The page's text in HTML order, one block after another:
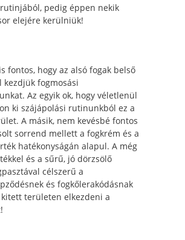
pedig éppen nekik
elejére kerülniük!
fontos, hogy az alsó fogak belső
kezdjük fogmosási
Az egyik ok, hogy véletlenül
ki szájápolási rutinunkból ez a
A másik, nem kevésbé fontos
sorrend mellett a fogkrém és a
hatékonyságán alapul. A még
és a sűrű, jó dörzsölő
célszerű a
és fogkőlerakódásnak
területen elkezdeni a